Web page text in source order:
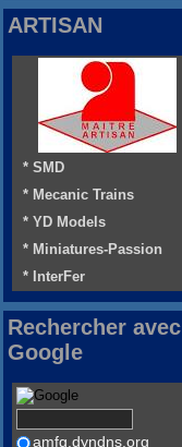
ARTISAN
* SMD
* Mecanic Trains
* YD Models
* Miniatures-Passion
* InterFer
Rechercher avec
Google
amfg.dyndns.org